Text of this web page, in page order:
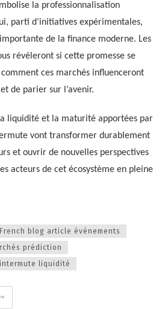
la professionnalisation
parti d’initiatives expérimentales,
de la finance moderne. Les
révéleront si cette promesse se
ces marchés influenceront
de parier sur l’avenir.
liquidité et la maturité apportées par
vont transformer durablement
et ouvrir de nouvelles perspectives
acteurs de cet écosystème en pleine
blog article événements
prédiction
liquidité